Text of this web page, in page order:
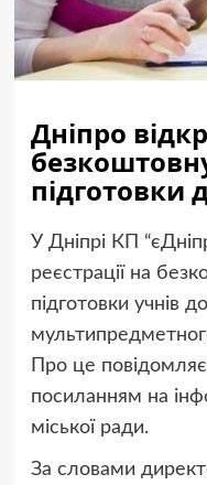
Дніпро
підготовки
У Дніпрі КП
реєстрації на
підготовки учнів
Про це
посиланням на
міської ради.
За словами